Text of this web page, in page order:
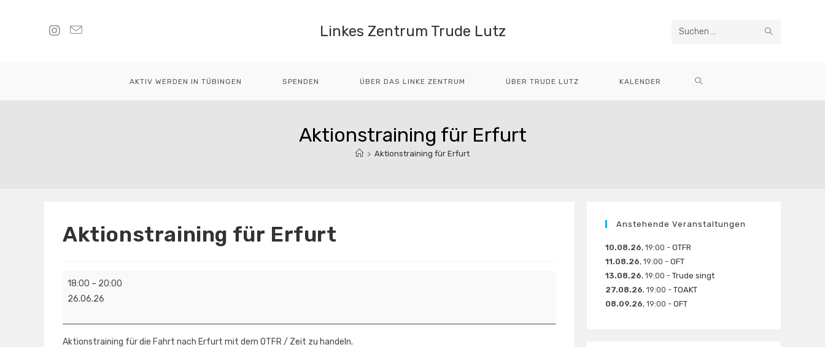
Linkes Zentrum Trude Lutz Diese
durchsuchen
AKTIV WERDEN IN TÜBINGEN SPENDEN ÜBER DAS LINKE ZENTRUM ÜBER TRUDE LUTZ KALENDER WEBSITE-
Aktionstraining für Erfurt
> Aktionstraining für Erfurt
Aktionstraining für Erfurt
Aktionstraining
für
18:00 – 20:00
26.06.26
Aktionstraining für die Fahrt nach Erfurt mit dem OTFR / Zeit zu handeln.
Anstehende Veranstaltungen
10.08.26, 19:00 - OTFR
11.08.26, 19:00 - OFT
13.08.26, 19:00 - Trude singt
27.08.26, 19:00 - TOAKT
08.09.26, 19:00 - OFT